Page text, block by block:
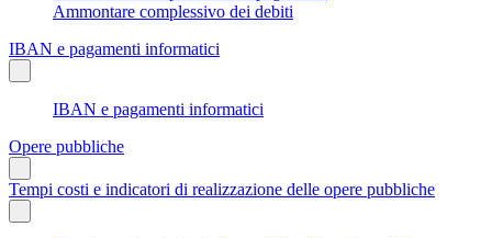
Ammontare complessivo dei debiti
IBAN e pagamenti informatici
IBAN e pagamenti informatici
Opere pubbliche
Tempi costi e indicatori di realizzazione delle opere pubbliche